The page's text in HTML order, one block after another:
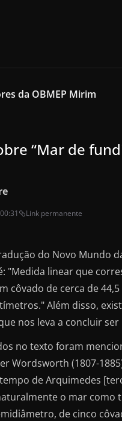
da OBMEP Mirim
“Mar de
Link permanente
do Novo Mundo
"Medida linear que
côvado de cerca de
Além disso,
nos leva a concluir
no texto foram
Wordsworth (1807-
de Arquimedes
o mar
de cinco